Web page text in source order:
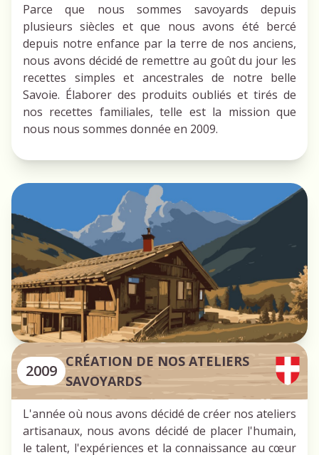
Parce que nous sommes savoyards depuis
plusieurs siècles et que nous avons été bercé
depuis notre enfance par la terre de nos anciens,
nous avons décidé de remettre au goût du jour les
recettes simples et ancestrales de notre belle
Savoie. Élaborer des produits oubliés et tirés de
nos recettes familiales, telle est la mission que
nous nous sommes donnée en 2009.
2009 CRÉATION DE NOS ATELIERS
SAVOYARDS
L'année où nous avons décidé de créer nos ateliers
artisanaux, nous avons décidé de placer l'humain,
le talent, l'expériences et la connaissance au cœur